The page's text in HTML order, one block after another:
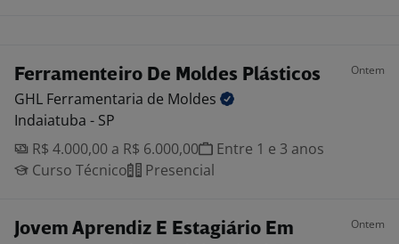
Ferramenteiro De Moldes Plásticos Ontem
GHL Ferramentaria de Moldes
Indaiatuba - SP
R$ 4.000,00 a R$ 6.000,00
Entre 1 e 3 anos
Curso Técnico
Presencial
Jovem Aprendiz E Estagiário Em
Ontem